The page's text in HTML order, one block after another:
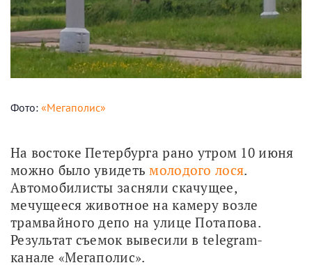
Фото: «Мегаполис»
На востоке Петербурга рано утром 10 июня
можно было увидеть молодого лося.
Автомобилисты засняли скачущее,
мечущееся животное на камеру возле
трамвайного депо на улице Потапова.
Результат съемок вывесили в telegram-
канале «Мегаполис».